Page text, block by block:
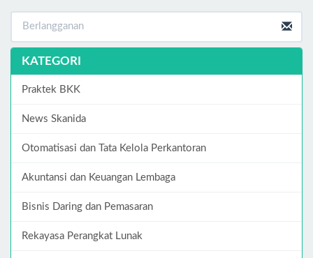
KATEGORI
Praktek BKK
News Skanida
Otomatisasi dan Tata Kelola Perkantoran
Akuntansi dan Keuangan Lembaga
Bisnis Daring dan Pemasaran
Rekayasa Perangkat Lunak